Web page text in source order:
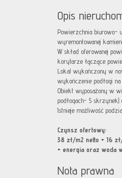
Opis
Powierzchnia biurowo-
wyremontowanej
W skład oferowanej
korytarze łączące
Lokal wykończony w
wykończenie podłogi
Obiekt wyposażony w
podłogach- 5
Istnieje możliwość
Czynsz ofertowy:
38 zł/m2 netto + 16
+ energia oraz woda
Nota prawna